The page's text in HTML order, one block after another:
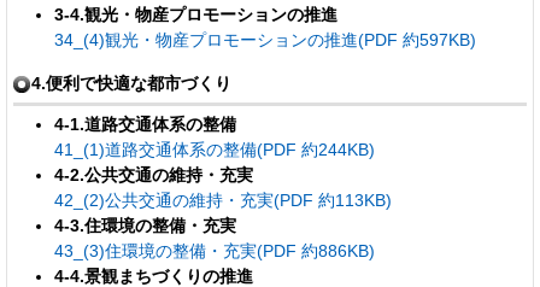
3-4.観光・物産プロモーションの推進
34_(4)観光・物産プロモーションの推進(PDF 約597KB)
4.便利で快適な都市づくり
4-1.道路交通体系の整備
41_(1)道路交通体系の整備(PDF 約244KB)
4-2.公共交通の維持・充実
42_(2)公共交通の維持・充実(PDF 約113KB)
4-3.住環境の整備・充実
43_(3)住環境の整備・充実(PDF 約886KB)
4-4.景観まちづくりの推進